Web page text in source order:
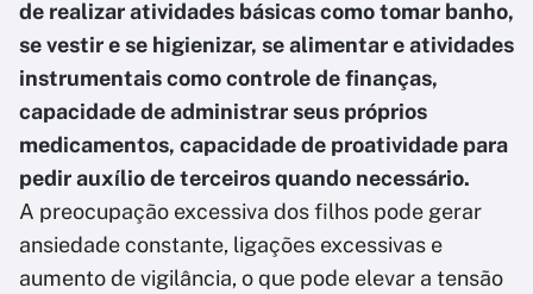
de realizar atividades básicas como tomar banho,
se vestir e se higienizar, se alimentar e atividades
instrumentais como controle de finanças,
capacidade de administrar seus próprios
medicamentos, capacidade de proatividade para
pedir auxílio de terceiros quando necessário.
A preocupação excessiva dos filhos pode gerar
ansiedade constante, ligações excessivas e
aumento de vigilância, o que pode elevar a tensão